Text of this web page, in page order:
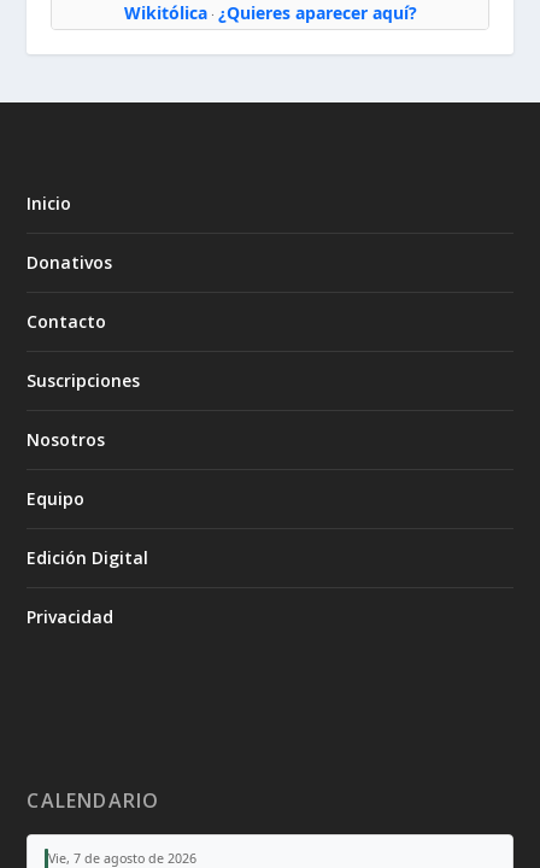
Wikitólica· ¿Quieres aparecer aquí?
Inicio
Donativos
Contacto
Suscripciones
Nosotros
Equipo
Edición Digital
Privacidad
CALENDARIO
Vie, 7 de agosto de 2026